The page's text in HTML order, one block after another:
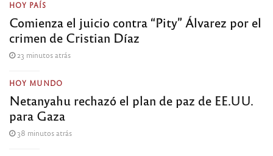
HOY PAÍS
Comienza el juicio contra “Pity” Álvarez por el
crimen de Cristian Díaz
23 minutos atrás
HOY MUNDO
Netanyahu rechazó el plan de paz de EE.UU.
para Gaza
38 minutos atrás